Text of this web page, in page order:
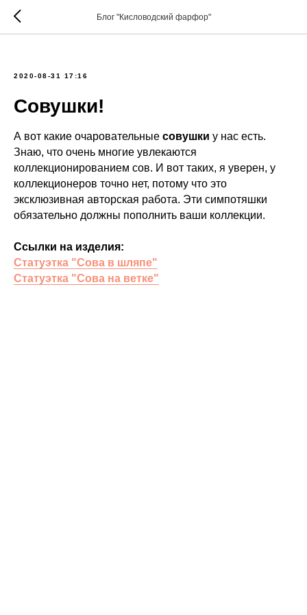
Блог "Кисловодский фарфор"
2020-08-31 17:16
Совушки!
А вот какие очаровательные совушки у нас есть.
Знаю, что очень многие увлекаются
коллекционированием сов. И вот таких, я уверен, у
коллекционеров точно нет, потому что это
эксклюзивная авторская работа. Эти симпотяшки
обязательно должны пополнить ваши коллекции.
Ссылки на изделия:
Статуэтка "Сова в шляпе"
Статуэтка "Сова на ветке"